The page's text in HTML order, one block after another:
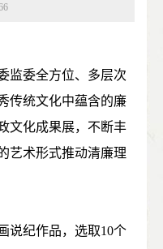
监委全方位、多层次
传统文化中蕴含的廉
文化成果展，不断丰
艺术形式推动清廉理
说纪作品，选取10个